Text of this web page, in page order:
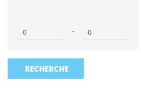
Prezzo minimo
- Prezzo massimo